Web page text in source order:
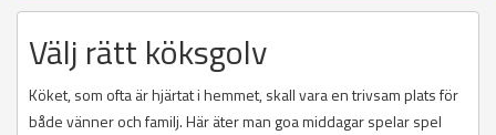
Välj rätt köksgolv
Köket, som ofta är hjärtat i hemmet, skall vara en trivsam plats för
både vänner och familj. Här äter man goa middagar spelar spel